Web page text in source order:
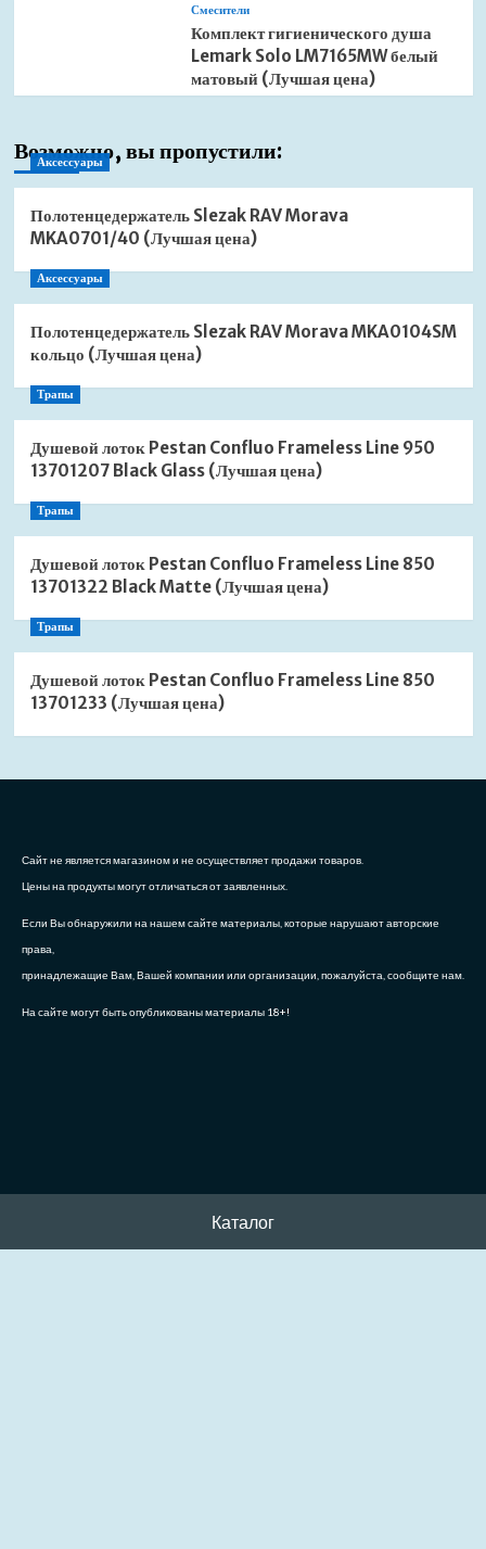
Смесители
Комплект гигиенического душа
Lemark Solo LM7165MW белый
матовый (Лучшая цена)
Возможно, вы пропустили:
Аксессуары
Полотенцедержатель Slezak RAV Morava
MKA0701/40 (Лучшая цена)
Аксессуары
Полотенцедержатель Slezak RAV Morava MKA0104SM
кольцо (Лучшая цена)
Трапы
Душевой лоток Pestan Confluo Frameless Line 950
13701207 Black Glass (Лучшая цена)
Трапы
Душевой лоток Pestan Confluo Frameless Line 850
13701322 Black Matte (Лучшая цена)
Трапы
Душевой лоток Pestan Confluo Frameless Line 850
13701233 (Лучшая цена)
Сайт не является магазином и не осуществляет продажи товаров.
Цены на продукты могут отличаться от заявленных.
Если Вы обнаружили на нашем сайте материалы, которые нарушают авторские
права,
принадлежащие Вам, Вашей компании или организации, пожалуйста, сообщите нам.
На сайте могут быть опубликованы материалы 18+!
Каталог